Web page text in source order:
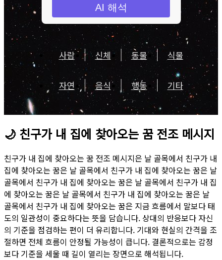
AI 해석
사람 신체 동물 식물
자연 음식 행동 기타
🌙 친구가 내 집에 찾아오는 꿈 전조 메시지
친구가 내 집에 찾아오는 꿈 전조 메시지은 날 골목에서 친구가 내
집에 찾아오는 꿈은 날 골목에서 친구가 내 집에 찾아오는 꿈은 날
골목에서 친구가 내 집에 찾아오는 꿈은 날 골목에서 친구가 내 집
에 찾아오는 꿈은 날 골목에서 친구가 내 집에 찾아오는 꿈은 날
골목에서 친구가 내 집에 찾아오는 꿈은 지금 흐름에서 말보다 태
도의 일관성이 중요하다는 뜻을 담습니다. 상대의 반응보다 자신
의 기준을 점검하는 편이 더 유리합니다. 기대와 현실의 간격을 조
절하면 전체 흐름이 안정될 가능성이 큽니다. 결론적으로는 감정
보다 기준을 세울 때 길이 열리는 장면으로 해석됩니다.